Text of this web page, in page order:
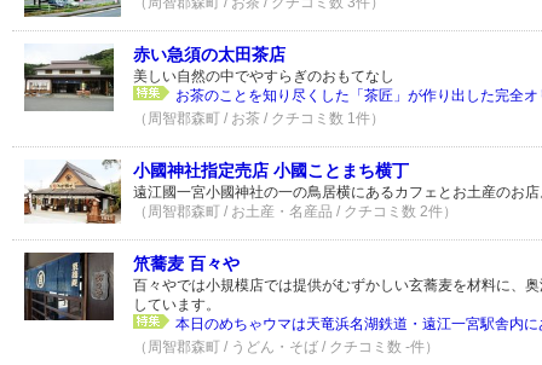
赤い急須の太田茶店
美しい自然の中でやすらぎのおもてなし
お茶のことを知り尽くした「茶匠」が作り出した完全
（周智郡森町 / お茶 / クチコミ数 1件）
小國神社指定売店 小國ことまち横丁
遠江國一宮小國神社の一の鳥居横にあるカフェとお土産のお
（周智郡森町 / お土産・名産品 / クチコミ数 2件）
笊蕎麦 百々や
百々やでは小規模店では提供がむずかしい玄蕎麦を材料に、
しています。
本日のめちゃウマは天竜浜名湖鉄道・遠江一宮駅舎内
（周智郡森町 / うどん・そば / クチコミ数 -件）